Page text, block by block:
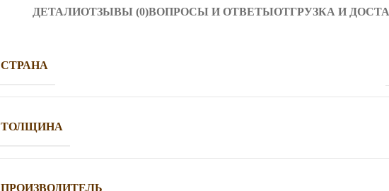
ДЕТАЛИОТЗЫВЫ (0)ВОПРОСЫ И ОТВЕТЫОТГРУЗКА И
СТРАНА
ТОЛЩИНА
ПРОИЗВОДИТЕЛЬ